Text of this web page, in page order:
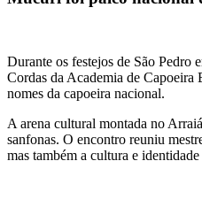
Durante os festejos de São Pedro
Cordas da Academia de
nomes da capoeira nacional.
A arena cultural montada no
sanfonas. O encontro reuniu
mas também a cultura e